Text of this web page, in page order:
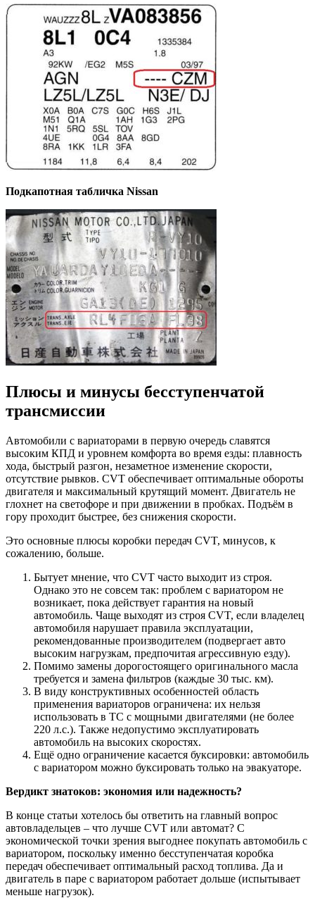
Подкапотная табличка Nissan
Плюсы и минусы бесступенчатой
трансмиссии
Автомобили с вариаторами в первую очередь славятся
высоким КПД и уровнем комфорта во время езды: плавность
хода, быстрый разгон, незаметное изменение скорости,
отсутствие рывков. CVT обеспечивает оптимальные обороты
двигателя и максимальный крутящий момент. Двигатель не
глохнет на светофоре и при движении в пробках. Подъём в
гору проходит быстрее, без снижения скорости.
Это основные плюсы коробки передач CVT, минусов, к
сожалению, больше.
Бытует мнение, что CVT часто выходит из строя.
Однако это не совсем так: проблем с вариатором не
возникает, пока действует гарантия на новый
автомобиль. Чаще выходят из строя CVT, если владелец
автомобиля нарушает правила эксплуатации,
рекомендованные производителем (подвергает авто
высоким нагрузкам, предпочитая агрессивную езду).
Помимо замены дорогостоящего оригинального масла
требуется и замена фильтров (каждые 30 тыс. км).
В виду конструктивных особенностей область
применения вариаторов ограничена: их нельзя
использовать в ТС с мощными двигателями (не более
220 л.с.). Также недопустимо эксплуатировать
автомобиль на высоких скоростях.
Ещё одно ограничение касается буксировки: автомобиль
с вариатором можно буксировать только на эвакуаторе.
Вердикт знатоков: экономия или надежность?
В конце статьи хотелось бы ответить на главный вопрос
автовладельцев – что лучше CVT или автомат? С
экономической точки зрения выгоднее покупать автомобиль с
вариатором, поскольку именно бесступенчатая коробка
передач обеспечивает оптимальный расход топлива. Да и
двигатель в паре с вариатором работает дольше (испытывает
меньше нагрузок).